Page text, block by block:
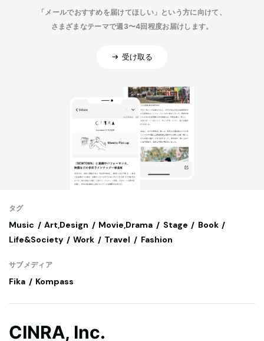
「メールでおすすめを届けてほしい」という方に向けて、
さまざまなテーマで週3〜4回程度お届けします。
受け取る
タグ
Music Art,Design Movie,Drama Stage
Book
Life&Society
Work Travel Fashion
サブメディア
Fika Kompass
CINRA, Inc.